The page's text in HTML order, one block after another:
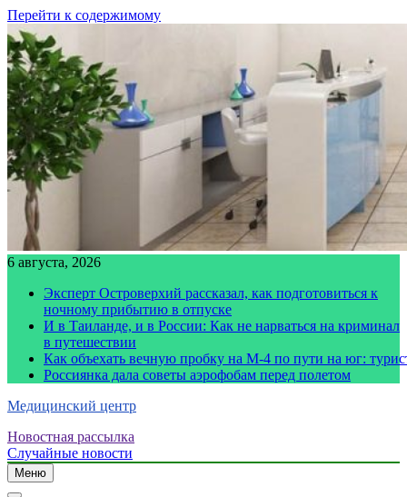
Перейти к содержимому
6 августа, 2026
Эксперт Островерхий рассказал, как подготовиться к
ночному прибытию в отпуске
И в Таиланде, и в России: Как не нарваться на криминал
в путешествии
Как объехать вечную пробку на М-4 по пути на юг:
Россиянка дала советы аэрофобам перед полетом
Медицинский центр
Новостная рассылка
Случайные новости
Меню